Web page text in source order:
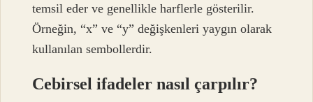
temsil eder ve genellikle harflerle gösterilir.
Örneğin, “x” ve “y” değişkenleri yaygın olarak
kullanılan sembollerdir.
Cebirsel ifadeler nasıl çarpılır?